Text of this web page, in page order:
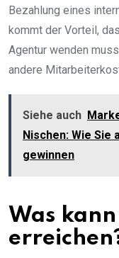
Bezahlung eines
kommt der Vorteil,
Agentur wenden
andere
Siehe auch
Nischen: Wie Sie
gewinnen
Was